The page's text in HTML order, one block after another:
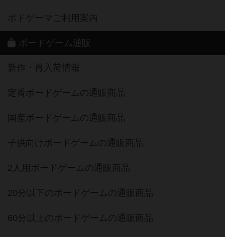
ボドゲーマご利用案内
ボードゲーム通販
新作・再入荷情報
定番ボードゲームの通販商品
国産ボードゲームの通販商品
子供向けボードゲームの通販商品
2人用ボードゲームの通販商品
20分以下のボードゲームの通販商品
60分以上のボードゲームの通販商品